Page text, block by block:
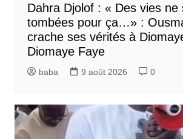
Dahra Djolof : « Des vies ne
tombées pour ça…» :
crache ses vérités à
Diomaye Faye
baba 9 août 2026 0